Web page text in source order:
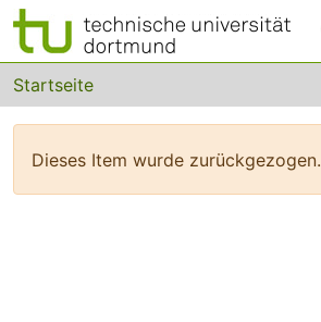
Bereiche & Sammlungen
Das gesamte Repositorium
FAQ
Startseite
Dieses Item wurde zurückgezogen.